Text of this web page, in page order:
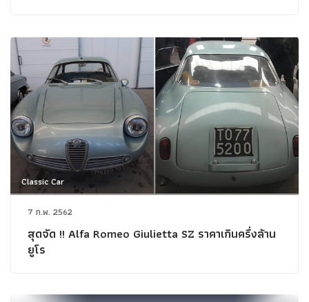
Classic Car
7 ก.พ. 2562
สุดจัด !! Alfa Romeo Giulietta SZ ราคาเกินครึ่งล้าน
ยูโร